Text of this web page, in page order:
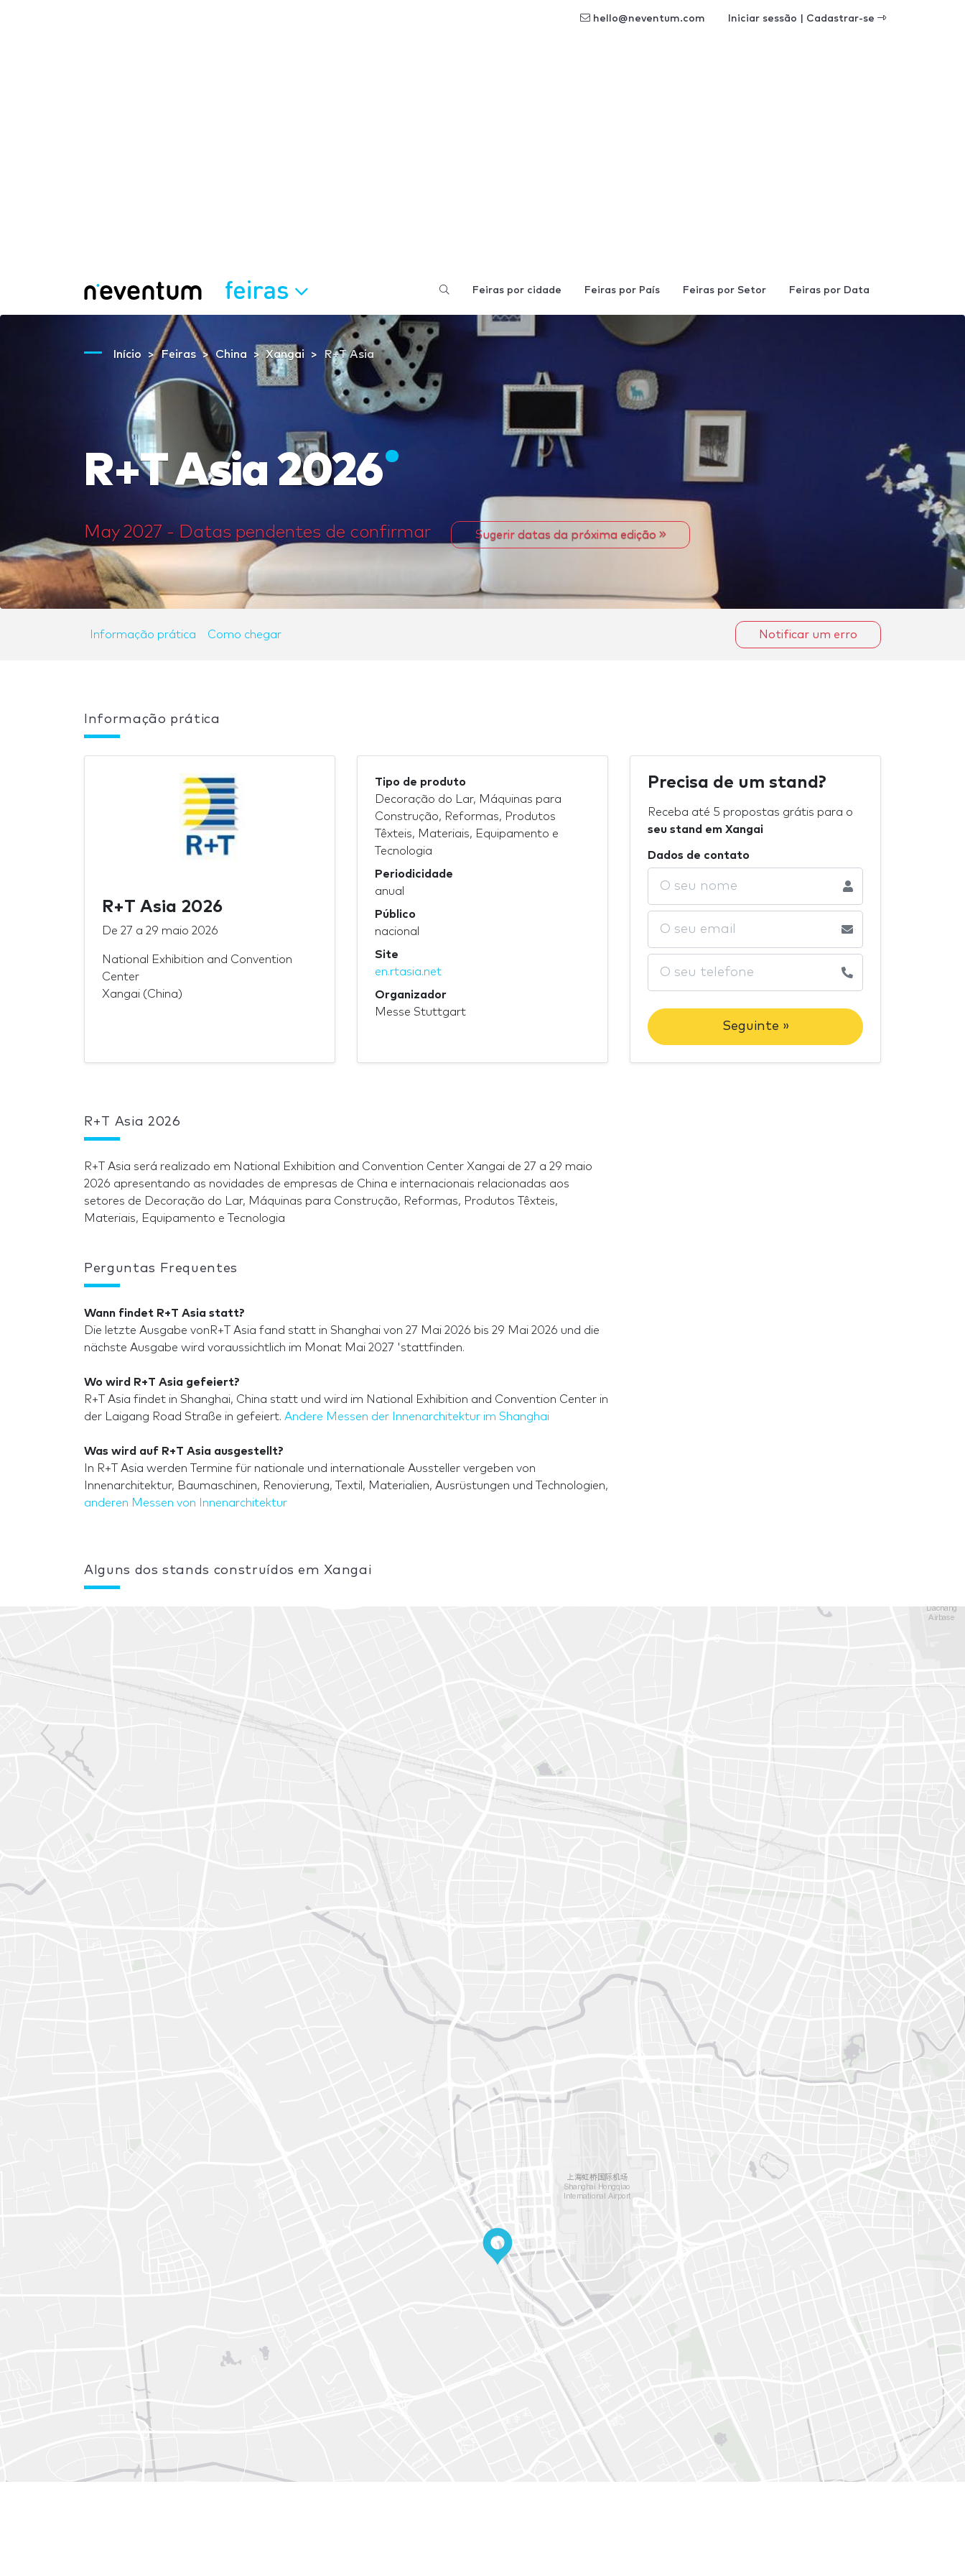
hello@neventum.com Iniciar sessão | Cadastrar-se
feiras Feiras por cidade Feiras por País Feiras por Setor Feiras por Data
Início Feiras China Xangai R+T Asia
R+T Asia 2026
May 2027 - Datas pendentes de confirmar Sugerir datas da próxima edição
Informação prática Como chegar Notificar um erro
Informação prática
R+T Asia 2026
De 27 a 29 maio 2026
National Exhibition and Convention
Center
Xangai (China)
Tipo de produto
Decoração do Lar, Máquinas para
Construção, Reformas, Produtos
Têxteis, Materiais, Equipamento e
Tecnologia
Periodicidade
anual
Público
nacional
Site
en.rtasia.net
Organizador
Messe Stuttgart
Precisa de um stand?
Receba até 5 propostas grátis para o
seu stand em Xangai
Dados de contato
Seguinte »
R+T Asia 2026
R+T Asia será realizado em National Exhibition and Convention Center Xangai de 27 a 29 maio
2026 apresentando as novidades de empresas de China e internacionais relacionadas aos
setores de Decoração do Lar, Máquinas para Construção, Reformas, Produtos Têxteis,
Materiais, Equipamento e Tecnologia
Perguntas Frequentes
Wann findet R+T Asia statt?
Die letzte Ausgabe vonR+T Asia fand statt in Shanghai von 27 Mai 2026 bis 29 Mai 2026 und die
nächste Ausgabe wird voraussichtlich im Monat Mai 2027 'stattfinden.
Wo wird R+T Asia gefeiert?
R+T Asia findet in Shanghai, China statt und wird im National Exhibition and Convention Center in
der Laigang Road Straße in gefeiert. Andere Messen der Innenarchitektur im Shanghai
Was wird auf R+T Asia ausgestellt?
In R+T Asia werden Termine für nationale und internationale Aussteller vergeben von
Innenarchitektur, Baumaschinen, Renovierung, Textil, Materialien, Ausrüstungen und Technologien,
anderen Messen von Innenarchitektur
Alguns dos stands construídos em Xangai